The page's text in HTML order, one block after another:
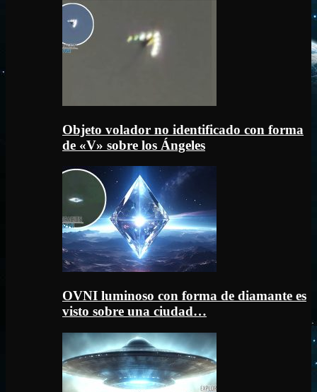
Objeto volador no identificado con forma
de «V» sobre los Ángeles
OVNI luminoso con forma de diamante es
visto sobre una ciudad…